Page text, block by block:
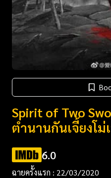
Spirit of Two
ตำนานกันเจี้ยงโม่
6.0
ฉายครั้งแรก : 22/03/2020